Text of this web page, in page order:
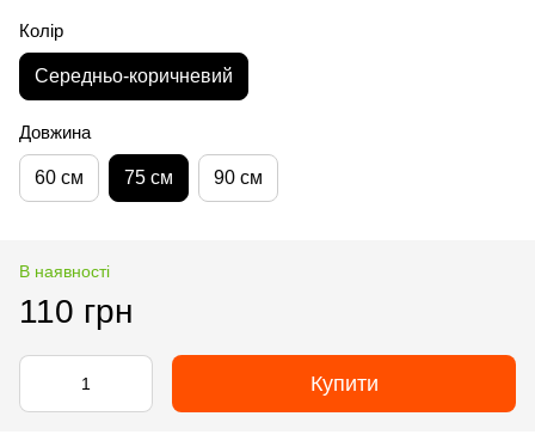
Колір
Середньо-коричневий
Довжина
60 см 75 см 90 см
В наявності
110 грн
Купити